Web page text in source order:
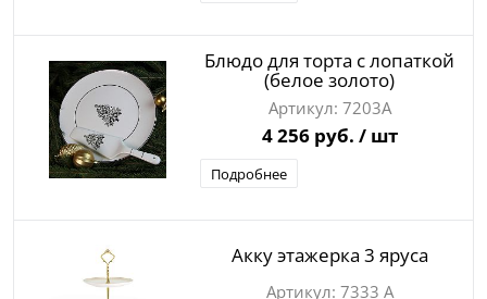
Блюдо для торта с лопаткой
(белое золото)
7203А
4 256 руб. / шт
Подробнее
Акку этажерка 3 яруса
7333 А